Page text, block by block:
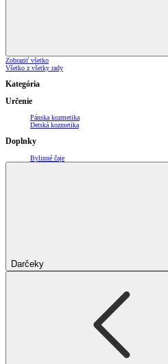
Zobraziť všetko
Všetko z všetky rady
Kategória
Určenie
Pánska kozmetika
Detská kozmetika
Doplnky
Bylinné čaje
Darčeky